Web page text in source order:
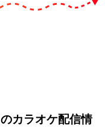
のカラオケ配信情